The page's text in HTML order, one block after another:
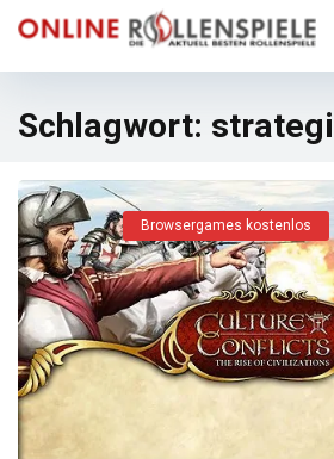
Schlagwort:
Browsergames kostenlos